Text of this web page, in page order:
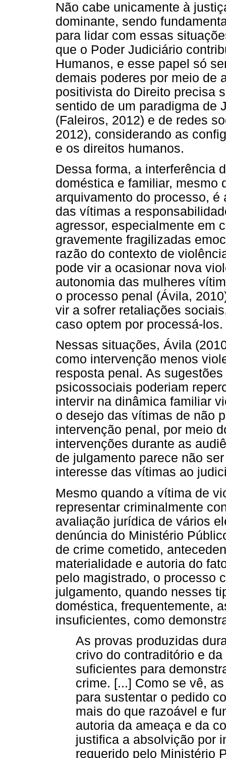
Não cabe unicamente à
dominante, sendo
para lidar com essas
que o Poder Judiciário
Humanos, e esse papel só
demais poderes por meio de
positivista do Direito precisa
sentido de um paradigma de
(Faleiros, 2012) e de redes
2012), considerando as
e os direitos humanos.
Dessa forma, a interferência
doméstica e familiar, mesmo
arquivamento do processo,
das vítimas a
agressor, especialmente em
gravemente fragilizadas
razão do contexto de
pode vir a ocasionar nova
autonomia das mulheres
o processo penal (Ávila,
vir a sofrer retaliações
caso optem por processá-los.
Nessas situações, Ávila
como intervenção menos
resposta penal. As
psicossociais poderiam
intervir na dinâmica familiar
o desejo das vítimas de não
intervenção penal, por meio
intervenções durante as
de julgamento parece não
interesse das vítimas ao
Mesmo quando a vítima de
representar criminalmente
avaliação jurídica de vários
denúncia do Ministério
de crime cometido,
materialidade e autoria do
pelo magistrado, o processo
julgamento, quando nesses
doméstica, frequentemente,
insuficientes, como
As provas produzidas
crivo do contraditório e
suficientes para
crime. [...] Como se vê,
para sustentar o pedido
mais do que razoável e
autoria da ameaça e da
justifica a absolvição por
requerido pelo Ministério